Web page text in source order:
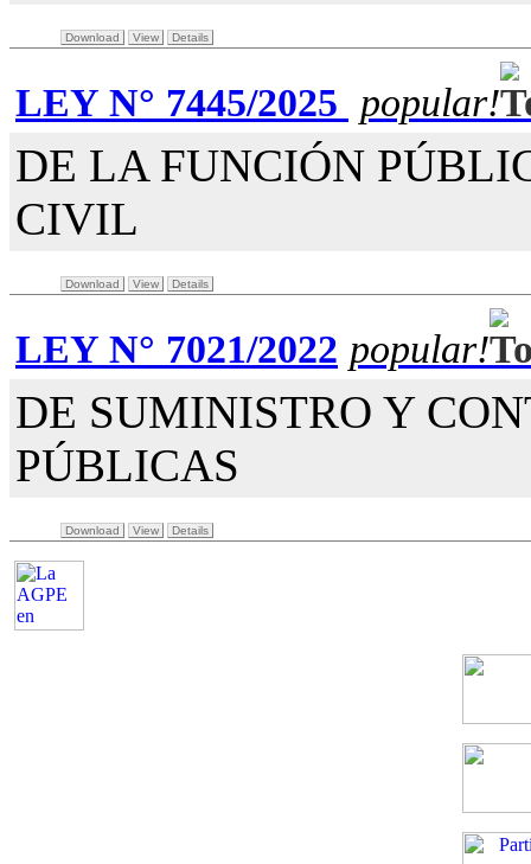
Download View Details
LEY N° 7445/2025 popular!
DE LA FUNCIÓN
CIVIL
Download View Details
LEY N° 7021/2022 popular!
DE SUMINISTRO Y
PÚBLICAS
Download View Details